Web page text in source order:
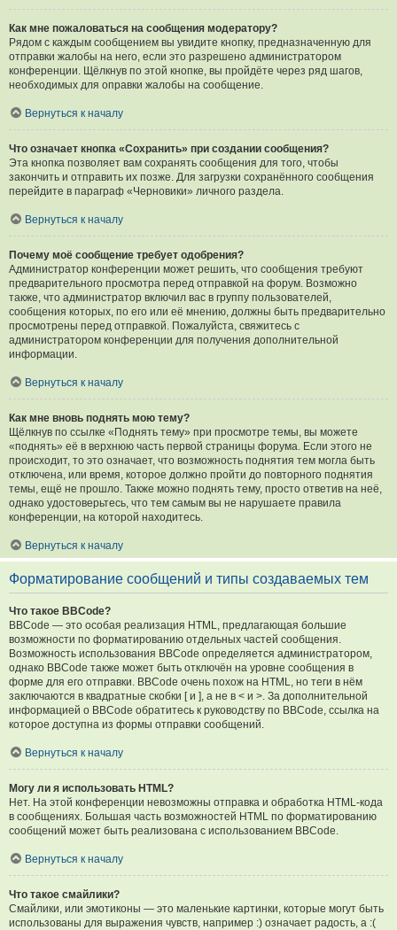
Как мне пожаловаться на сообщения модератору?
Рядом с каждым сообщением вы увидите кнопку, предназначенную для
отправки жалобы на него, если это разрешено администратором
конференции. Щёлкнув по этой кнопке, вы пройдёте через ряд шагов,
необходимых для оправки жалобы на сообщение.
Вернуться к началу
Что означает кнопка «Сохранить» при создании сообщения?
Эта кнопка позволяет вам сохранять сообщения для того, чтобы
закончить и отправить их позже. Для загрузки сохранённого сообщения
перейдите в параграф «Черновики» личного раздела.
Вернуться к началу
Почему моё сообщение требует одобрения?
Администратор конференции может решить, что сообщения требуют
предварительного просмотра перед отправкой на форум. Возможно
также, что администратор включил вас в группу пользователей,
сообщения которых, по его или её мнению, должны быть предварительно
просмотрены перед отправкой. Пожалуйста, свяжитесь с
администратором конференции для получения дополнительной
информации.
Вернуться к началу
Как мне вновь поднять мою тему?
Щёлкнув по ссылке «Поднять тему» при просмотре темы, вы можете
«поднять» её в верхнюю часть первой страницы форума. Если этого не
происходит, то это означает, что возможность поднятия тем могла быть
отключена, или время, которое должно пройти до повторного поднятия
темы, ещё не прошло. Также можно поднять тему, просто ответив на неё,
однако удостоверьтесь, что тем самым вы не нарушаете правила
конференции, на которой находитесь.
Вернуться к началу
Форматирование сообщений и типы создаваемых тем
Что такое BBCode?
BBCode — это особая реализация HTML, предлагающая большие
возможности по форматированию отдельных частей сообщения.
Возможность использования BBCode определяется администратором,
однако BBCode также может быть отключён на уровне сообщения в
форме для его отправки. BBCode очень похож на HTML, но теги в нём
заключаются в квадратные скобки [ и ], а не в < и >. За дополнительной
информацией о BBCode обратитесь к руководству по BBCode, ссылка на
которое доступна из формы отправки сообщений.
Вернуться к началу
Могу ли я использовать HTML?
Нет. На этой конференции невозможны отправка и обработка HTML-кода
в сообщениях. Большая часть возможностей HTML по форматированию
сообщений может быть реализована с использованием BBCode.
Вернуться к началу
Что такое смайлики?
Смайлики, или эмотиконы — это маленькие картинки, которые могут быть
использованы для выражения чувств, например :) означает радость, а :(